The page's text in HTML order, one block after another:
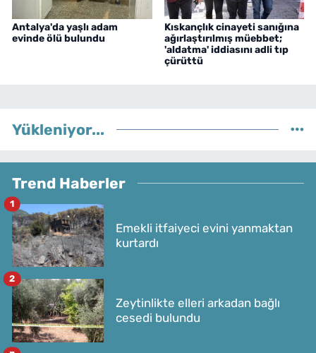
Antalya'da yaşlı adam
evinde ölü bulundu
Kıskançlık cinayeti sanığına
ağırlaştırılmış müebbet;
'aldatma' iddiasını adli tıp
çürüttü
Yükleniyor...
Trend Haberler
Emekli itfaiyeci evini yanmaktan
kurtardı
1
Zeytinlikte elleri arkadan bağlı
cesedi bulundu
2